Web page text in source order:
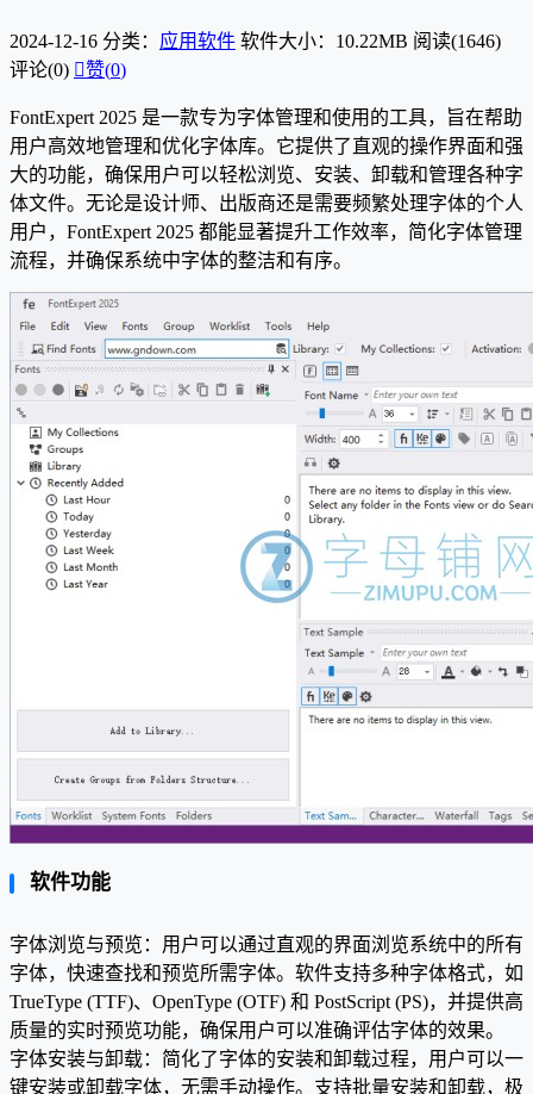
2024-12-16 分类： 应用软件 软件大小：10.22MB 阅读(1646)
评论(0) 赞(0)
FontExpert 2025 是一款专为字体管理和使用的工具，旨在帮助
用户高效地管理和优化字体库。它提供了直观的操作界面和强
大的功能，确保用户可以轻松浏览、安装、卸载和管理各种字
体文件。无论是设计师、出版商还是需要频繁处理字体的个人
用户，FontExpert 2025 都能显著提升工作效率，简化字体管理
流程，并确保系统中字体的整洁和有序。
软件功能
字体浏览与预览：用户可以通过直观的界面浏览系统中的所有
字体，快速查找和预览所需字体。软件支持多种字体格式，如
TrueType (TTF)、OpenType (OTF) 和 PostScript (PS)，并提供高
质量的实时预览功能，确保用户可以准确评估字体的效果。
字体安装与卸载：简化了字体的安装和卸载过程，用户可以一
键安装或卸载字体，无需手动操作。支持批量安装和卸载，极